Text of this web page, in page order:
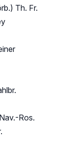
Th. Fr.
Ros.